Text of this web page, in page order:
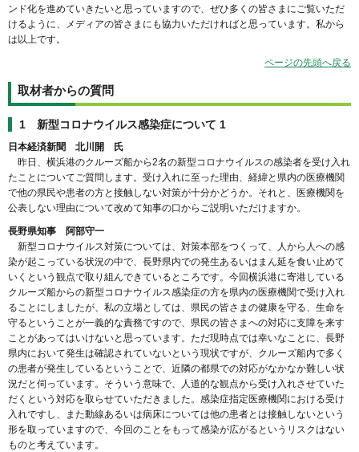
ンド化を進めていきたいと思っていますので、ぜひ多くの皆さまにご覧いただ
けるように、メディアの皆さまにも協力いただければと思っています。私から
は以上です。
ページの先頭へ戻る
取材者からの質問
1 新型コロナウイルス感染症について 1
日本経済新聞 北川開 氏
昨日、横浜港のクルーズ船から2名の新型コロナウイルスの感染者を受け入れ
たことについてご質問します。受け入れに至った理由、経緯と県内の医療機関
で他の県民や患者の方と接触しない対策が十分かどうか。それと、医療機関を
公表しない理由について改めて知事の口からご説明いただけますか。
長野県知事 阿部守一
新型コロナウイルス対策については、対策本部をつくって、人から人への感
染が起こっている状況の中で、長野県内での発生あるいはまん延を食い止めて
いくという観点で取り組んできているところです。今回横浜港に寄港している
クルーズ船からの新型コロナウイルス感染症の方を県内の医療機関で受け入れ
ることにしましたが、私の立場としては、県民の皆さまの健康を守る、生命を
守るということが一義的な責務ですので、県民の皆さまへの対応に支障を来す
ことがあってはいけないと思っています。ただ現時点では幸いなことに、長野
県内において発生は確認されていないという現状ですが、クルーズ船内で多く
の患者が発生しているということで、近隣の都県での対応がなかなか難しい状
況だと伺っています。そういう意味で、人道的な観点から受け入れさせていた
だくという対応を取らせていただきました。感染症指定医療機関における受け
入れですし、また動線あるいは病床については他の患者とは接触しないという
形を取っていますので、今回のことをもって感染が広がるというリスクはない
ものと考えています。